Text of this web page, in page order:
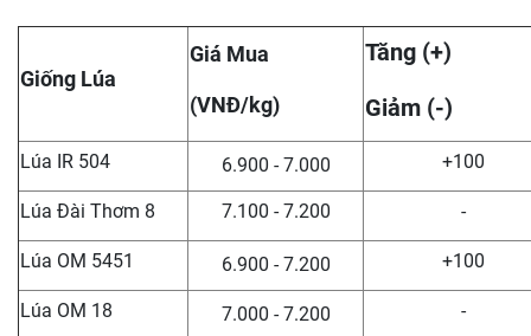
Giống Lúa
Giá Mua
(VNĐ/kg)
Tăng (+)
Giảm (-)
Lúa IR 504 6.900 - 7.000 +100
Lúa Đài Thơm 8 7.100 - 7.200 -
Lúa OM 5451 6.900 - 7.200 +100
Lúa OM 18 7.000 - 7.200 -